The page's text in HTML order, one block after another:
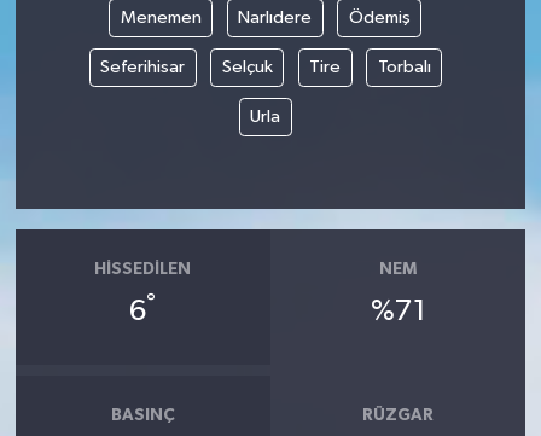
Menemen Narlıdere Ödemiş
Seferihisar Selçuk Tire Torbalı
Urla
HISSEDILEN
6°
NEM
%71
BASINÇ RÜZGAR